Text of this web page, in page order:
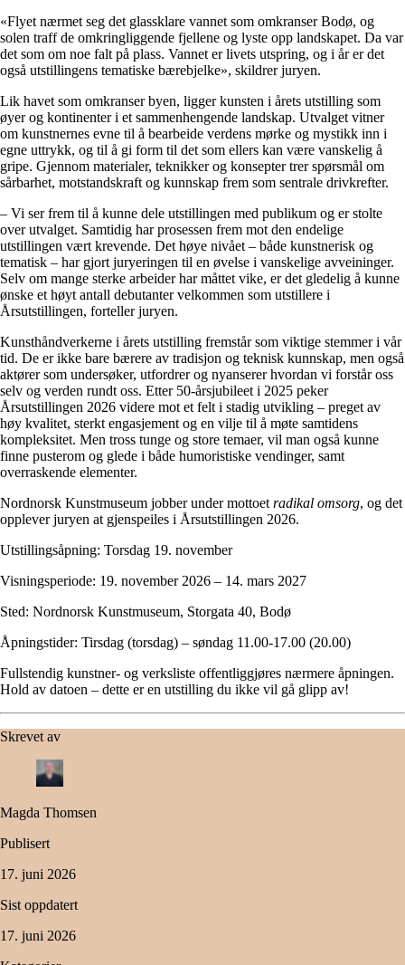
«Flyet nærmet seg det glassklare vannet som omkranser Bodø, og
solen traff de omkringliggende fjellene og lyste opp landskapet. Da var
det som om noe falt på plass. Vannet er livets utspring, og i år er det
også utstillingens tematiske bærebjelke», skildrer juryen.
Lik havet som omkranser byen, ligger kunsten i årets utstilling som
øyer og kontinenter i et sammenhengende landskap. Utvalget vitner
om kunstnernes evne til å bearbeide verdens mørke og mystikk inn i
egne uttrykk, og til å gi form til det som ellers kan være vanskelig å
gripe. Gjennom materialer, teknikker og konsepter trer spørsmål om
sårbarhet, motstandskraft og kunnskap frem som sentrale drivkrefter.
– Vi ser frem til å kunne dele utstillingen med publikum og er stolte
over utvalget. Samtidig har prosessen frem mot den endelige
utstillingen vært krevende. Det høye nivået – både kunstnerisk og
tematisk – har gjort juryeringen til en øvelse i vanskelige avveininger.
Selv om mange sterke arbeider har måttet vike, er det gledelig å kunne
ønske et høyt antall debutanter velkommen som utstillere i
Årsutstillingen, forteller juryen.
Kunsthåndverkerne i årets utstilling fremstår som viktige stemmer i vår
tid. De er ikke bare bærere av tradisjon og teknisk kunnskap, men også
aktører som undersøker, utfordrer og nyanserer hvordan vi forstår oss
selv og verden rundt oss. Etter 50-årsjubileet i 2025 peker
Årsutstillingen 2026 videre mot et felt i stadig utvikling – preget av
høy kvalitet, sterkt engasjement og en vilje til å møte samtidens
kompleksitet. Men tross tunge og store temaer, vil man også kunne
finne pusterom og glede i både humoristiske vendinger, samt
overraskende elementer.
Nordnorsk Kunstmuseum jobber under mottoet radikal omsorg, og det
opplever juryen at gjenspeiles i Årsutstillingen 2026.
Utstillingsåpning: Torsdag 19. november
Visningsperiode: 19. november 2026 – 14. mars 2027
Sted: Nordnorsk Kunstmuseum, Storgata 40, Bodø
Åpningstider: Tirsdag (torsdag) – søndag 11.00-17.00 (20.00)
Fullstendig kunstner- og verksliste offentliggjøres nærmere åpningen.
Hold av datoen – dette er en utstilling du ikke vil gå glipp av!
Skrevet av
Magda Thomsen
Publisert
17. juni 2026
Sist oppdatert
17. juni 2026